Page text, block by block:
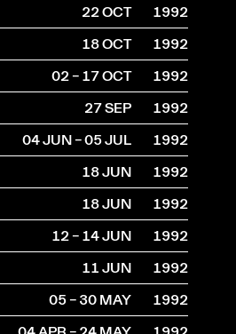
22 OCT
1992
18 OCT
1992
02 – 17 OCT
1992
27 SEP
1992
04 JUN – 05 JUL
1992
18 JUN
1992
18 JUN
1992
12 – 14 JUN
1992
11 JUN
1992
05 – 30 MAY
1992